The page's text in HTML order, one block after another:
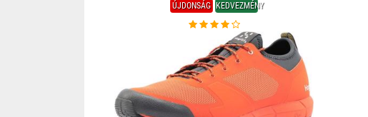
ÚJDONSÁG KEDVEZMÉNY